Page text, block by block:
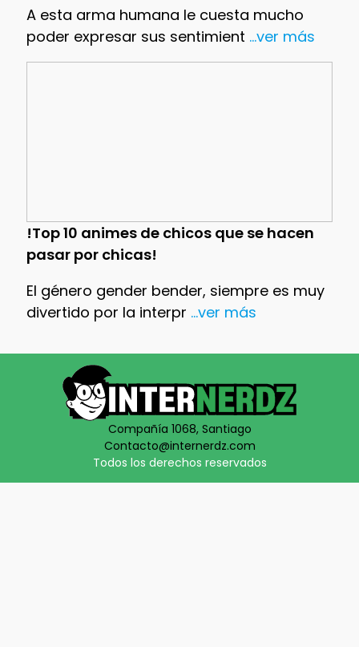
A esta arma humana le cuesta mucho
poder expresar sus sentimient ...ver más
!Top 10 animes de chicos que se hacen
pasar por chicas!
El género gender bender, siempre es muy
divertido por la interpr ...ver más
Compañía 1068, Santiago
Contacto@internerdz.com
Todos los derechos reservados